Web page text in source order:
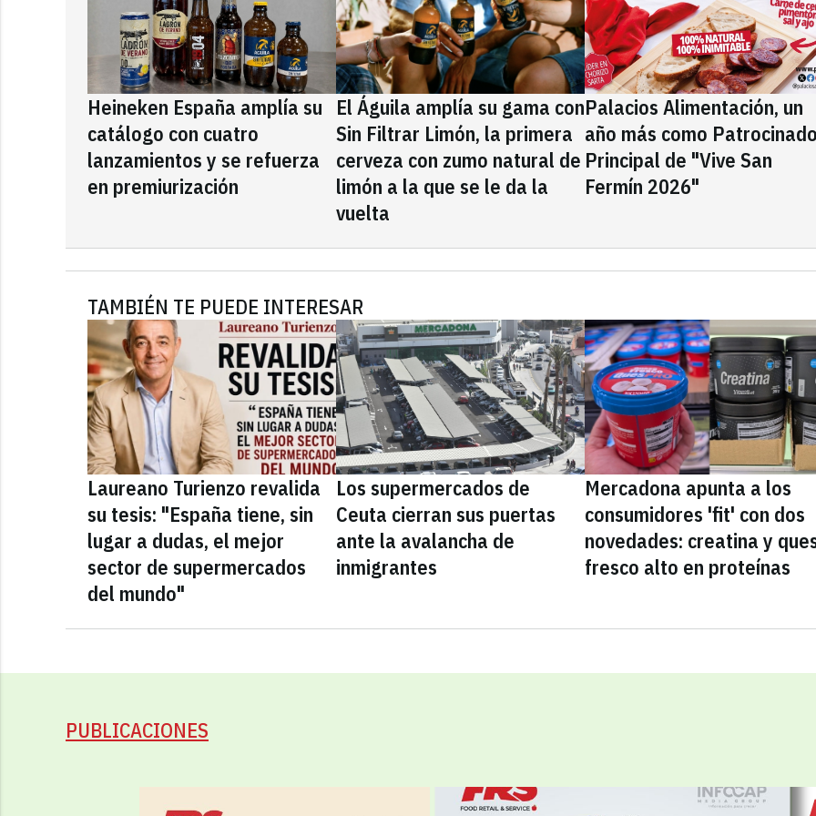
Heineken España amplía su
catálogo con cuatro
lanzamientos y se refuerza
en premiurización
El Águila amplía su gama con
Sin Filtrar Limón, la primera
cerveza con zumo natural de
limón a la que se le da la
vuelta
Palacios Alimentación, un
año más como
Principal de "Vive San
Fermín 2026"
TAMBIÉN TE PUEDE INTERESAR
Laureano Turienzo revalida
su tesis: "España tiene, sin
lugar a dudas, el mejor
sector de supermercados
del mundo"
Los supermercados de
Ceuta cierran sus puertas
ante la avalancha de
inmigrantes
Mercadona apunta a los
consumidores 'fit' con dos
novedades: creatina y
fresco alto en proteínas
PUBLICACIONES